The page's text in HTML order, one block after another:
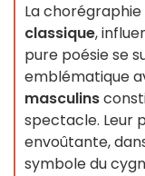
La
classique,
pure poésie se
emblématique
masculins
spectacle. Leur
envoûtante,
symbole du